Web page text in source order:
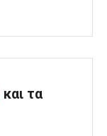
και τα